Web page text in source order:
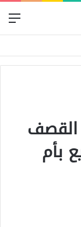
بأم